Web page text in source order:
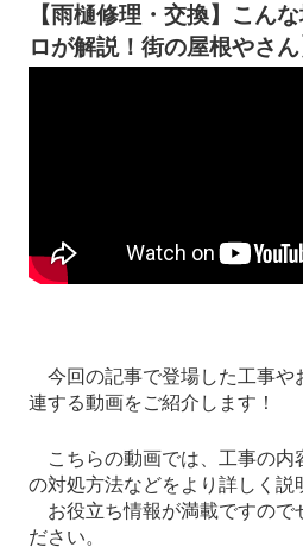
【雨樋修理・交換】こん
ロが解説！街の屋根やさん
今回の記事で登場した工事や
連する動画をご紹介します！
こちらの動画では、工事の内
の対処方法などをより詳しく説
お役立ち情報が満載ですので
ださい。